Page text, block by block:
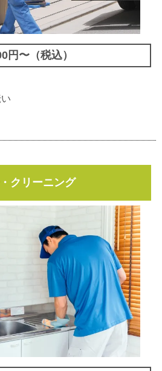
円〜（税込）
クリーニング